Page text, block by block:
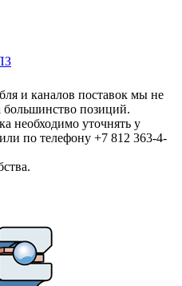
и каналов поставок мы не
позиций.
необходимо уточнять у
по телефону +7 812 363-4-